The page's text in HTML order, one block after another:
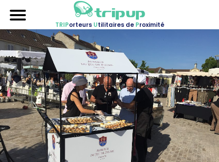
TRIPorteurs Utilitaires de Proximité
Nos véhicules
Références
Sur-mesure
Mariages
Blog
FAQ